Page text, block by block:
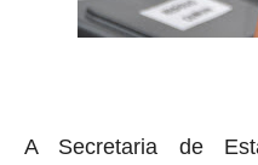
A Secretaria de